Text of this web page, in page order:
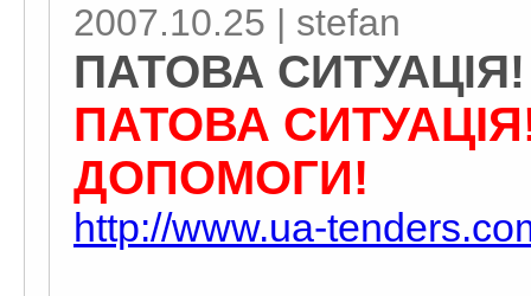
2007.10.25 | stefan
ПАТОВА
ПАТОВА
ДОПОМОГИ!
http://www.ua-